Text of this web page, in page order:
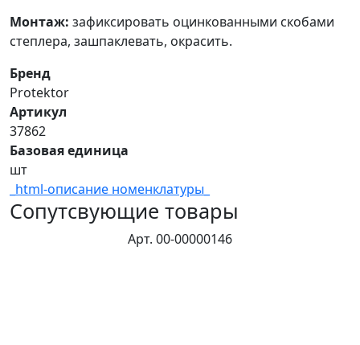
Монтаж: зафиксировать оцинкованными скобами
степлера, зашпаклевать, окрасить.
Бренд
Protektor
Артикул
37862
Базовая единица
шт
_html-описание номенклатуры_
Сопутсвующие товары
Арт. 00-00000146